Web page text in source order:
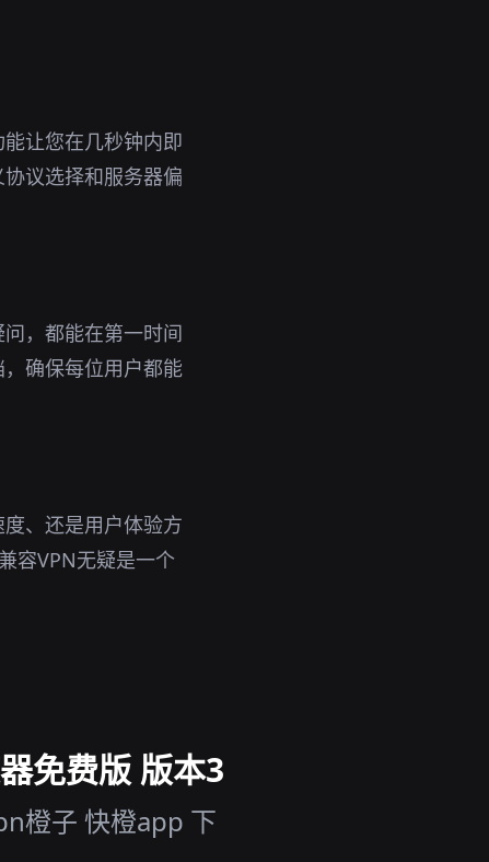
让您在几秒钟内即
议选择和服务器偏
，都能在第一时间
确保每位用户都能
、还是用户体验方
容VPN无疑是一个
免费版 版本3
橙子 快橙app 下